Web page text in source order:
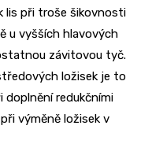
lis při troše šikovnosti
u vyšších hlavových
závitovou tyč.
ložisek je to
redukčními
výměně ložisek v